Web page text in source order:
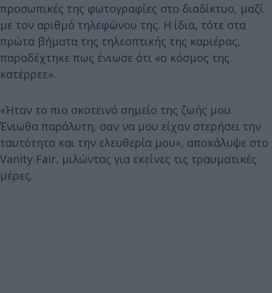
προσωπικές της φωτογραφίες στο διαδίκτυο, μαζί
με τον αριθμό τηλεφώνου της. Η ίδια, τότε στα
πρώτα βήματα της τηλεοπτικής της καριέρας,
παραδέχτηκε πως ένιωσε ότι «ο κόσμος της
κατέρρεε».
«Ήταν το πιο σκοτεινό σημείο της ζωής μου.
Ένιωθα παράλυτη, σαν να μου είχαν στερήσει την
ταυτότητα και την ελευθερία μου», αποκάλυψε στο
Vanity Fair, μιλώντας για εκείνες τις τραυματικές
μέρες.